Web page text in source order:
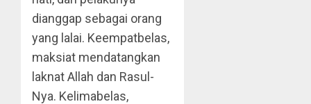
dianggap sebagai orang
yang lalai. Keempatbelas,
maksiat mendatangkan
laknat Allah dan Rasul-
Nya. Kelimabelas,